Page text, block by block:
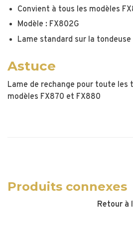
Convient à tous les modèles
Modèle : FX802G
Lame standard sur la tondeuse
Astuce
Lame de rechange pour toute les
modèles FX870 et FX880
Produits connexes
Retour à